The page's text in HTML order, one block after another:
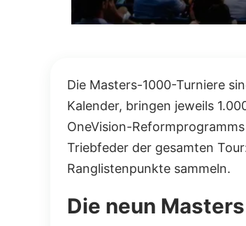
Die Masters-1000-Turniere
Kalender, bringen jeweils
OneVision-
Triebfeder der gesamten
Ranglistenpunkte sammeln.
Die neun